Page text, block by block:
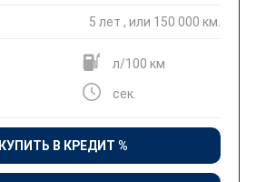
5 лет , или 150 000 км.
л/100 км
сек.
КУПИТЬ В КРЕДИТ %